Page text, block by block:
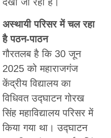
देखी जा रही है।
अस्थायी परिसर में चल रहा
है पठन-पाठन
गौरतलब है कि 30 जून
2025 को महाराजगंज
केंद्रीय विद्यालय का
विधिवत उद्घाटन गोरख
सिंह महाविद्यालय परिसर में
किया गया था। उद्घाटन